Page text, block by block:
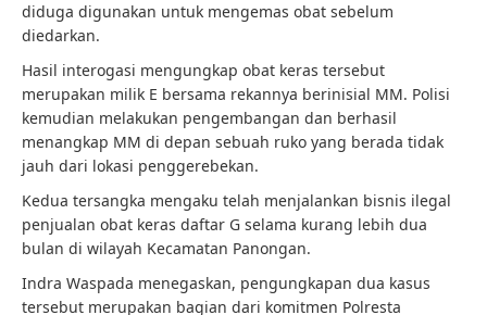
diduga digunakan untuk mengemas obat sebelum
diedarkan.
Hasil interogasi mengungkap obat keras tersebut
merupakan milik E bersama rekannya berinisial MM. Polisi
kemudian melakukan pengembangan dan berhasil
menangkap MM di depan sebuah ruko yang berada tidak
jauh dari lokasi penggerebekan.
Kedua tersangka mengaku telah menjalankan bisnis ilegal
penjualan obat keras daftar G selama kurang lebih dua
bulan di wilayah Kecamatan Panongan.
Indra Waspada menegaskan, pengungkapan dua kasus
tersebut merupakan bagian dari komitmen Polresta